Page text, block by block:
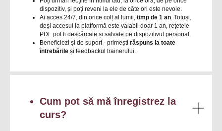
dispozitiv, și poți reveni la ele de câte ori este nevoie.
Ai acces 24/7, din orice colț al lumii, timp de 1 an . Totuși,
deși accesul la platformă este valabil doar 1 an, rețetele
PDF pot fi descărcate și salvate pe dispozitivul personal.
Beneficiezi și de suport - primești răspuns la toate
întrebările și feedbackul trainerului.
Cum pot să mă înregistrez la
curs?